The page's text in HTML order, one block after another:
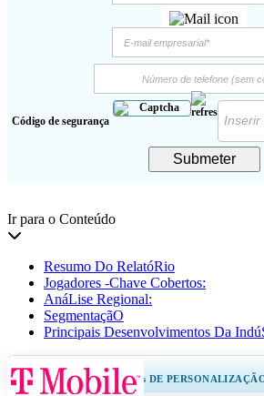
Código de segurança
Submeter
Ir para o Conteúdo
Resumo Do RelatóRio
Jogadores -Chave Cobertos:
AnáLise Regional:
SegmentaçãO
Principais Desenvolvimentos Da
RECEBA DE 30 A 60 horas DE